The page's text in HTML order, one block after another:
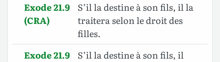
Exode 21.9
(CRA)
S’il la destine à son fils, il la
traitera selon le droit des
filles.
Exode 21.9
S’il la destine à son fils, il